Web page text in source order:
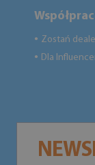
● Zostań
● Dla